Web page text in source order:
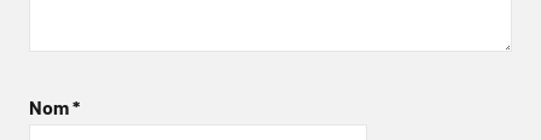
Nom*